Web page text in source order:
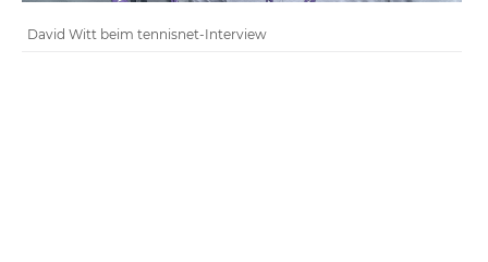
David Witt beim tennisnet-Interview